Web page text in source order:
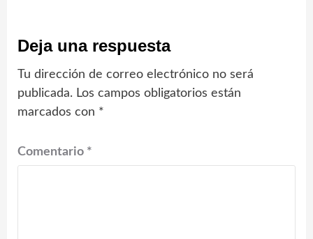
Deja una respuesta
Tu dirección de correo electrónico no será
publicada. Los campos obligatorios están
marcados con *
Comentario *